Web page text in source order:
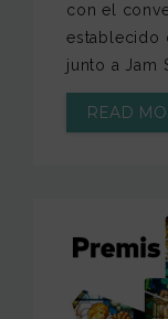
con el
establecido
junto a Jam
READ